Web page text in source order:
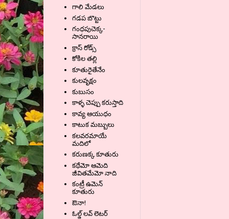
గాలి మేడలు
గడప బొట్టు
గంధపుచెక్క-
సానరాయి
క్రాస్ రోడ్స్
కోకిల తల్లి
కూతురైతేనేం
కులవృక్షం
కుబుసం
కాళ్ళ చెప్పు కరుస్తాది
కావ్య ఆయుధం
కాటుక మబ్బులు
కలవరమాయే
మదిలో
కరుణక్క కూతురు
కథేమో ఆమెది
జీవితమేమో నాది
కంట్రీ ఉమెన్
కూతురు
ఔనా!
ఓల్డ్ లవ్ లెటర్